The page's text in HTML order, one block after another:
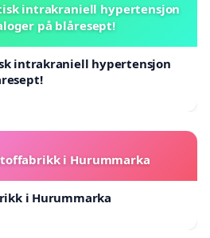
intrakraniell hypertensjon
på blåresept!
intrakraniell hypertensjon
i Hurummarka
i Hurummarka